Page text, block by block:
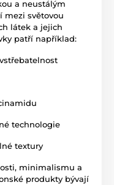
a neustálým
mezi světovou
látek a jejich
patří například:
technologie
textury
minimalismu a
produkty bývají